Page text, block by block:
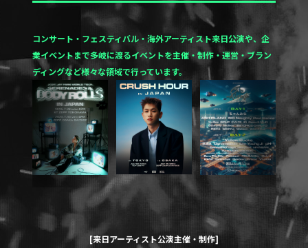
コンサート・フェスティバル・海外アーティスト来日公演や、企
業イベントまで多岐に渡るイベントを主催・制作・運営・ブラン
ディングなど様々な領域で行っています。
[来日アーティスト公演主催・制作]